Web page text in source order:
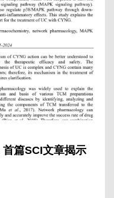
篇SCI文章揭示